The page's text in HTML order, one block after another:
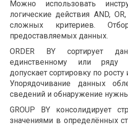
Можно использовать
логические действия AND,
сложных критериев.
предоставляемых данных.
ORDER BY сортирует
единственному или ряду
допускает сортировку по
Упорядочивание данных
сведений и обнаружение
GROUP BY консолидирует
значениями в определённых